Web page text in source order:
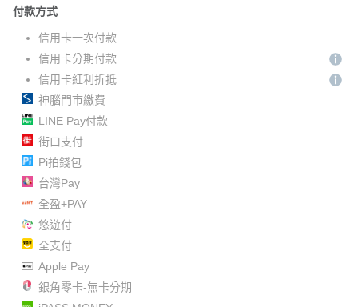
付款方式
信用卡一次付款
信用卡分期付款
信用卡紅利折抵
神腦門市繳費
LINE Pay付款
街口支付
Pi拍錢包
台灣Pay
全盈+PAY
悠遊付
全支付
Apple Pay
銀角零卡-無卡分期